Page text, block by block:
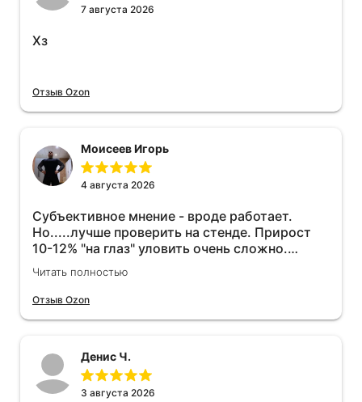
7 августа 2026
Хз
Отзыв Ozon
Моисеев Игорь
4 августа 2026
Субъективное мнение - вроде работает.
Но.....лучше проверить на стенде. Прирост
10-12% "на глаз" уловить очень сложно.
Покатаюсь, потом отключу и посмотрю, что
будет 😁.
Читать полностью
Отзыв Ozon
Денис Ч.
3 августа 2026